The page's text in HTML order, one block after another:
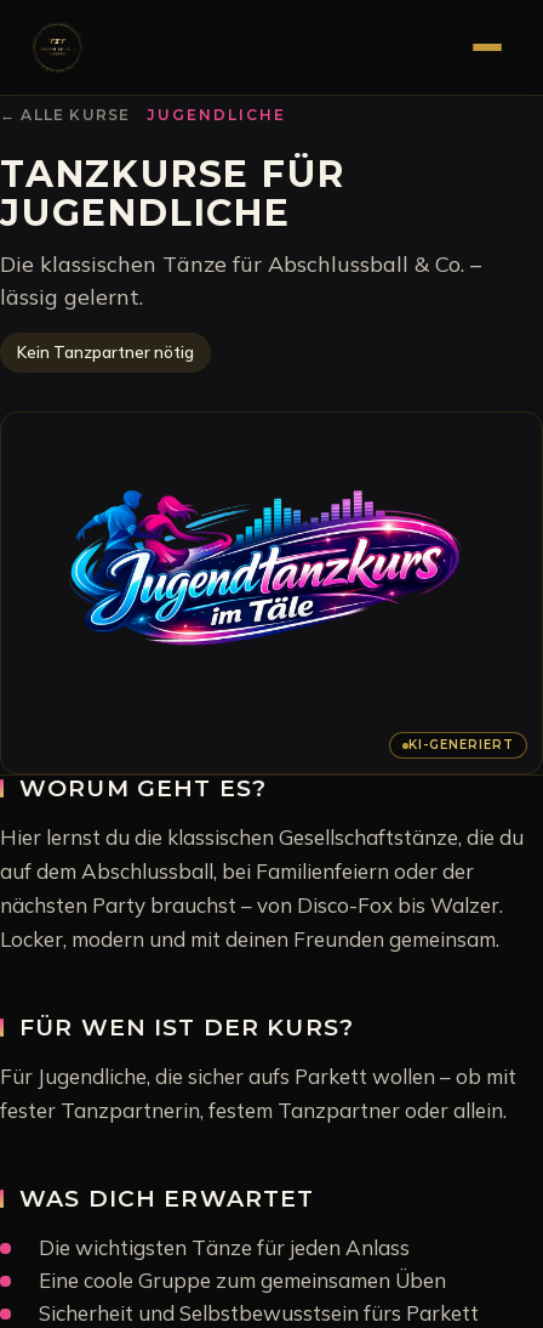
← ALLE KURSE JUGENDLICHE
TANZKURSE FÜR
JUGENDLICHE
Die klassischen Tänze für Abschlussball & Co. –
lässig gelernt.
Kein Tanzpartner nötig
KI-GENERIERT
WORUM GEHT ES?
Hier lernst du die klassischen Gesellschaftstänze, die du
auf dem Abschlussball, bei Familienfeiern oder der
nächsten Party brauchst – von Disco-Fox bis Walzer.
Locker, modern und mit deinen Freunden gemeinsam.
FÜR WEN IST DER KURS?
Für Jugendliche, die sicher aufs Parkett wollen – ob mit
fester Tanzpartnerin, festem Tanzpartner oder allein.
WAS DICH ERWARTET
Die wichtigsten Tänze für jeden Anlass
Eine coole Gruppe zum gemeinsamen Üben
Sicherheit und Selbstbewusstsein fürs Parkett